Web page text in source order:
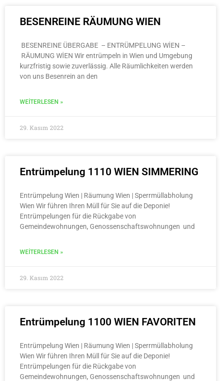
BESENREINE RÄUMUNG WIEN
BESENREINE ÜBERGABE – ENTRÜMPELUNG WİEN –
RÄUMUNG WİEN Wir entrümpeln in Wien und Umgebung
kurzfristig sowie zuverlässig. Alle Räumlichkeiten werden
von uns Besenrein an den
WEITERLESEN »
29. Kasım 2022
Entrümpelung 1110 WIEN SIMMERING
Entrümpelung Wien | Räumung Wien | Sperrmüllabholung
Wien Wir führen Ihren Müll für Sie auf die Deponie!
Entrümpelungen für die Rückgabe von
Gemeindewohnungen, Genossenschaftswohnungen und
WEITERLESEN »
29. Kasım 2022
Entrümpelung 1100 WIEN FAVORITEN
Entrümpelung Wien | Räumung Wien | Sperrmüllabholung
Wien Wir führen Ihren Müll für Sie auf die Deponie!
Entrümpelungen für die Rückgabe von
Gemeindewohnungen, Genossenschaftswohnungen und